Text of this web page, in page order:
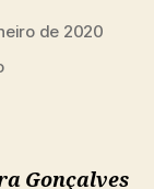
de 2020
em
Gonçalves